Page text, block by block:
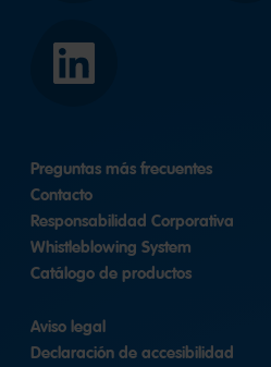
LinkedIn
Preguntas más frecuentes
Contacto
Responsabilidad Corporativa
Whistleblowing System
Catálogo de productos
Aviso legal
Declaración de accesibilidad